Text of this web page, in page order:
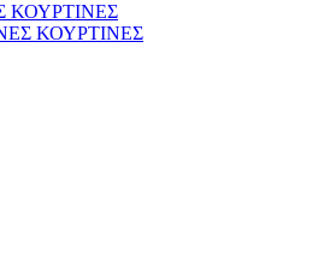
ΚΟΥΡΤΙΝΕΣ
ΚΟΥΡΤΙΝΕΣ